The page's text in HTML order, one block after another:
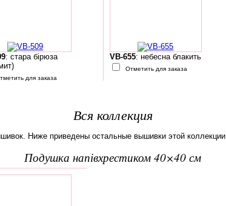
: стара бірюза
для заказа
VB-655: небесна блакить
Отметить для заказа
Вся коллекция
Ниже приведены остальные вышивки этой коллекции.
подушка напівхрестиком 40×40 см